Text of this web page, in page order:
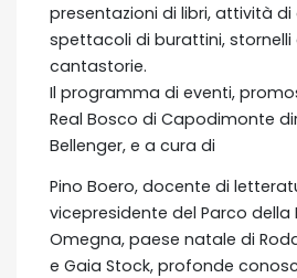
presentazioni di libri, attività di
spettacoli di burattini,
cantastorie.
Il programma di eventi,
Real Bosco di Capodimonte
Bellenger, e a cura di
Pino Boero, docente di
vicepresidente del Parco della
Omegna, paese natale di
e Gaia Stock, profonde